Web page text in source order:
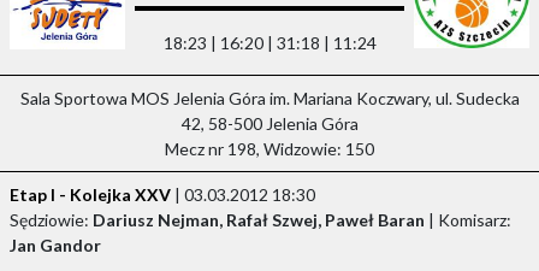
18:23 | 16:20 | 31:18 | 11:24
Sala Sportowa MOS Jelenia Góra im. Mariana Koczwary, ul. Sudecka
42, 58-500 Jelenia Góra
Mecz nr 198, Widzowie: 150
Etap I - Kolejka XXV | 03.03.2012 18:30
Sędziowie: Dariusz Nejman, Rafał Szwej, Paweł Baran | Komisarz:
Jan Gandor